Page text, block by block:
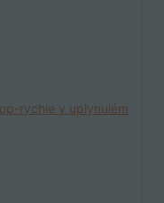
rychle v uplynulém